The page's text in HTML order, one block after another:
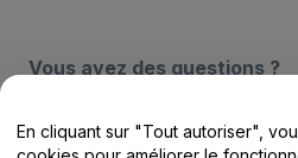
Vous avez des questions ?
Centre d'assistance /
En cliquant sur "Tout autoriser",